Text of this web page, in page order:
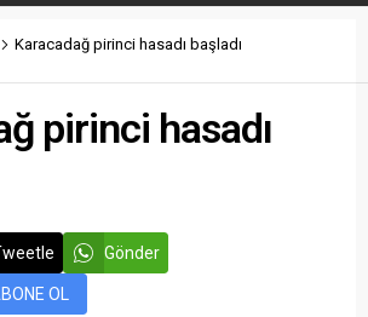
Karacadağ pirinci hasadı başladı
pirinci hasadı
Gönder
OL